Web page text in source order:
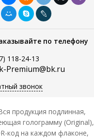
по телефону
118-24-13
Premium@bk.ru
звонок
продукция подлинная,
голограмму (Original),
код на каждом флаконе,